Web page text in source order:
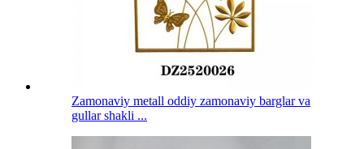
Zamonaviy metall oddiy zamonaviy barglar va
gullar shakli ...